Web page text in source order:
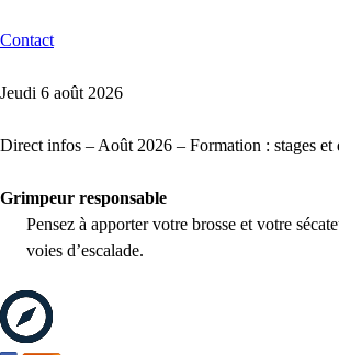
Contact
Jeudi 6 août 2026
Direct infos – Août 2026 – Formation : stages et
Grimpeur responsable
Pensez à apporter votre brosse et votre
voies d’escalade.